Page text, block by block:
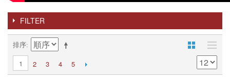
FILTER
排序
1 2 3 4 5